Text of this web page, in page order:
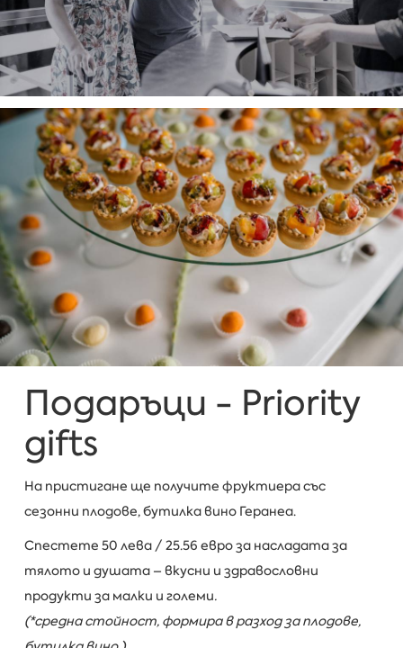
Подаръци - Priority
gifts
На пристигане ще получите фруктиера със
сезонни плодове, бутилка вино Геранеа.
Спестете 50 лева / 25.56 евро за насладата за
тялото и душата – вкусни и здравословни
продукти за малки и големи.
(*средна стойност, формира в разход за плодове,